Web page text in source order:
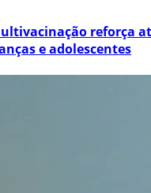
reforça
e adolescentes